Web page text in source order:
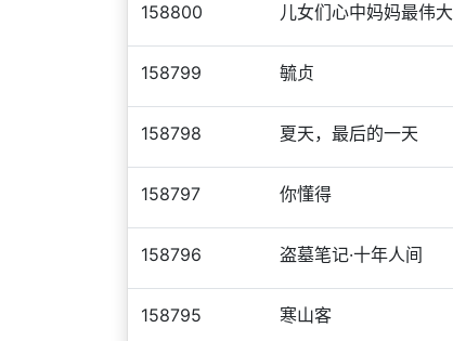
158800 儿女们心中妈妈最伟大
158799 毓贞
158798 夏天，最后的一天
158797 你懂得
158796 盗墓笔记·十年人间
158795 寒山客